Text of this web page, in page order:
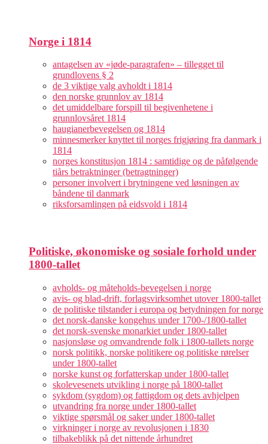
Norge i 1814
antagelsen av «jøde-paragrafen» – tillegget til
grundlovens § 2
de 3 viktige valg avholdt i 1814
den norske grunnlov av 1814
det umiddelbare forspill til begivenhetene i
grunnlovsåret 1814
haugianerbevegelsen og 1814
minnesmerker knyttet til norges frigjøring fra danmark i
1814
norges konstitusjon 1814 : samtidige og de påfølgende
tiårs betraktninger (betragtninger)
personer involvert i brytningene ved løsningen av
båndene til danmark
riksforsamlingen på eidsvold i 1814
Politiske, økonomiske og sosiale forhold under
1800-tallet
avholds- og måteholds-bevegelsen i norge
avis- og blad-drift, forlagsvirksomhet utover 1800-tallet
de politiske tilstander i europa og betydningen for norge
det norsk-danske kongehus under 1700-/1800-tallet
det norsk-svenske monarkiet under 1800-tallet
nasjonsløse og omvandrende folk i 1800-tallets norge
norsk politikk, norske politikere og politiske rørelser
under 1800-tallet
norske kunst og forfatterskap under 1800-tallet
skolevesenets utvikling i norge på 1800-tallet
sykdom (sygdom) og fattigdom og dets avhjelpen
utvandring fra norge under 1800-tallet
viktige spørsmål og saker under 1800-tallet
virkninger i norge av revolusjonen i 1830
tilbakeblikk på det nittende århundret